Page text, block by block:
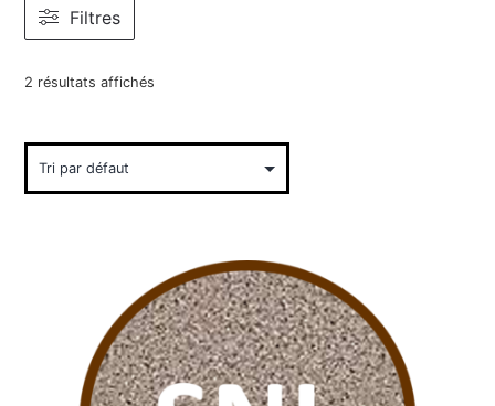
Filtres
2 résultats affichés